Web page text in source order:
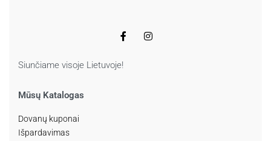
Siunčiame visoje Lietuvoje!
Mūsų Katalogas
Dovanų kuponai
Išpardavimas